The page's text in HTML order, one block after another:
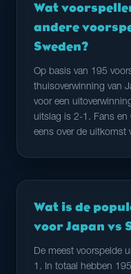
Wat
andere
Sweden?
Op basis van 195
thuisoverwinning van
voor een
uitslag is 2-1. Fans en
eens over de uitkomst
Wat is de
voor Japan vs
De meest voorspelde
1. In totaal hebben